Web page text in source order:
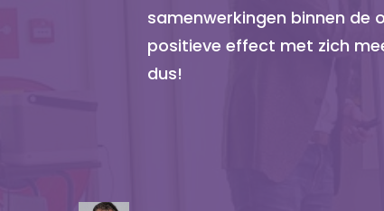
samenwerkingen binnen de
positieve effect met zich
dus!